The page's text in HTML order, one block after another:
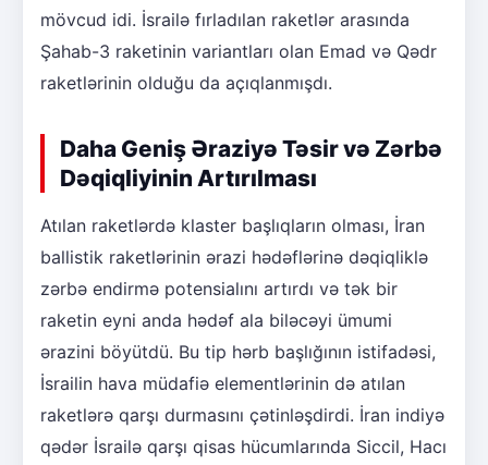
mövcud idi. İsrailə fırladılan raketlər arasında
Şahab-3 raketinin variantları olan Emad və Qədr
raketlərinin olduğu da açıqlanmışdı.
Daha Geniş Əraziyə Təsir və Zərbə
Dəqiqliyinin Artırılması
Atılan raketlərdə klaster başlıqların olması, İran
ballistik raketlərinin ərazi hədəflərinə dəqiqliklə
zərbə endirmə potensialını artırdı və tək bir
raketin eyni anda hədəf ala biləcəyi ümumi
ərazini böyütdü. Bu tip hərb başlığının istifadəsi,
İsrailin hava müdafiə elementlərinin də atılan
raketlərə qarşı durmasını çətinləşdirdi. İran indiyə
qədər İsrailə qarşı qisas hücumlarında Siccil, Hacı